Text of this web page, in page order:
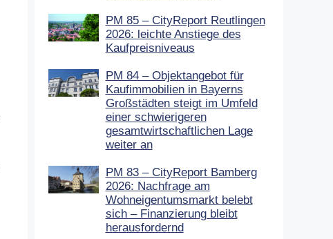
PM 85 – CityReport Reutlingen
2026: leichte Anstiege des
Kaufpreisniveaus
PM 84 – Objektangebot für
Kaufimmobilien in Bayerns
Großstädten steigt im Umfeld
einer schwierigeren
gesamtwirtschaftlichen Lage
weiter an
PM 83 – CityReport Bamberg
2026: Nachfrage am
Wohneigentumsmarkt belebt
sich – Finanzierung bleibt
herausfordernd